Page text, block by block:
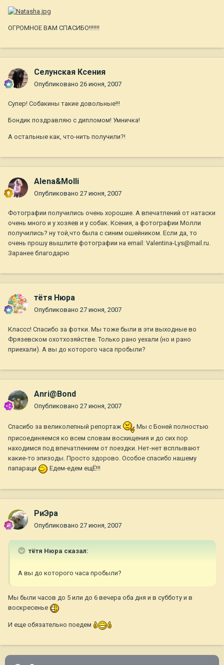
ОГРОМНОЕ ВАМ СПАСИБО!!!!!!!
Селунская Ксения
Опубликовано 26 июня, 2007
Супер! Собакины такие довольные!!!
Бондик поздравляю с дипломом! Умничка!
А остальные как, что-нить получили?!
Alena&Molli
Опубликовано 27 июня, 2007
Фотографии получились очень хорошие. А впечатлений от натаски
очень много и у хозяев и у собак. Ксения, а фотографии Молли
получились? ну той,что была с синим ошейником. Если да, то
очень прошу вышлите фотографии на email: Valentina-Lys@mail.ru.
Заранее благодарю
тётя Нюра
Опубликовано 27 июня, 2007
Классс! Спасибо за фотки. Мы тоже были в эти выходные во
Фрязевском охотхозяйстве. Только рано уехали (но и рано
приехали). А вы до которого часа пробыли?
Anri@Bond
Опубликовано 27 июня, 2007
Спасибо за великолепный репортаж
Мы с Боней полностью
присоединяемся ко всем словам восхищения и до сих пор
находимся под впечатлением от поездки. Нет-нет всплывают
какие-то эпизоды. Просто здорово. Особое спасибо нашему
папараци
Едем-едем ещЁ!!!
РиЭра
Опубликовано 27 июня, 2007
тётя Нюра сказал:
А вы до которого часа пробыли?
Мы были часов до 5 или до 6 вечера оба дня и в субботу и в
воскресенье
И еще обязательно поедем